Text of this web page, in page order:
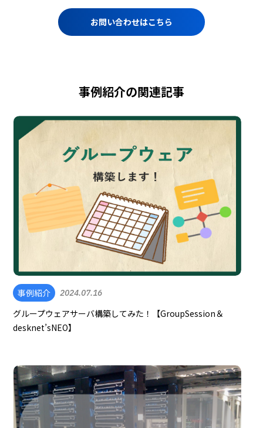
お問い合わせはこちら
事例紹介の関連記事
事例紹介 2024.07.16
グループウェアサーバ構築してみた！【GroupSession＆
desknet’sNEO】